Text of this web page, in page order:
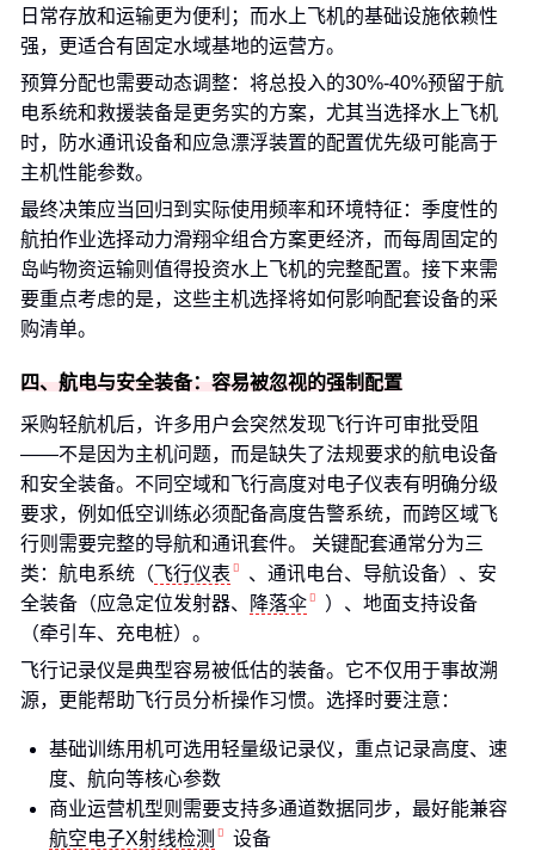
日常存放和运输更为便利；而水上飞机的基础设施依赖性
强，更适合有固定水域基地的运营方。
预算分配也需要动态调整：将总投入的30%-40%预留于航
电系统和救援装备是更务实的方案，尤其当选择水上飞机
时，防水通讯设备和应急漂浮装置的配置优先级可能高于
主机性能参数。
最终决策应当回归到实际使用频率和环境特征：季度性的
航拍作业选择动力滑翔伞组合方案更经济，而每周固定的
岛屿物资运输则值得投资水上飞机的完整配置。接下来需
要重点考虑的是，这些主机选择将如何影响配套设备的采
购清单。
四、航电与安全装备：容易被忽视的强制配置
采购轻航机后，许多用户会突然发现飞行许可审批受阻
——不是因为主机问题，而是缺失了法规要求的航电设备
和安全装备。不同空域和飞行高度对电子仪表有明确分级
要求，例如低空训练必须配备高度告警系统，而跨区域飞
行则需要完整的导航和通讯套件。 关键配套通常分为三
类：航电系统（飞行仪表
、通讯电台、导航设备）、安
全装备（应急定位发射器、
降落伞
）、地面支持设备
（牵引车、充电桩）。
飞行记录仪是典型容易被低估的装备。它不仅用于事故溯
源，更能帮助飞行员分析操作习惯。选择时要注意：
基础训练用机可选用轻量级记录仪，重点记录高度、速
度、航向等核心参数
商业运营机型则需要支持多通道数据同步，最好能兼容
航空电子X射线检测
设备